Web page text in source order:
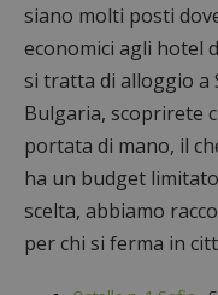
siano molti posti
economici agli hotel
si tratta di alloggio a
Bulgaria, scoprirete
portata di mano, il
ha un budget
scelta, abbiamo
per chi si ferma in